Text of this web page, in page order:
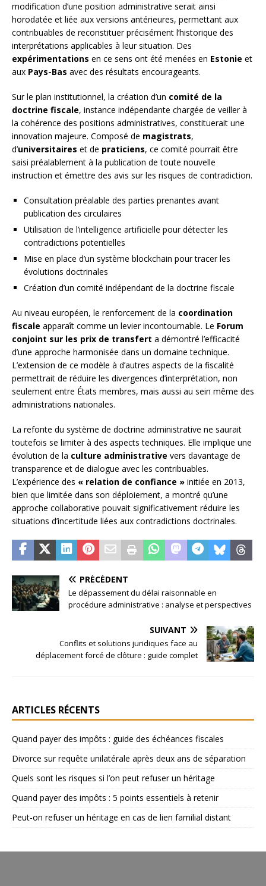
modification d’une position administrative serait ainsi
horodatée et liée aux versions antérieures, permettant aux
contribuables de reconstituer précisément l’historique des
interprétations applicables à leur situation. Des
expérimentations en ce sens ont été menées en Estonie et
aux Pays-Bas avec des résultats encourageants.
Sur le plan institutionnel, la création d’un comité de la
doctrine fiscale, instance indépendante chargée de veiller à
la cohérence des positions administratives, constituerait une
innovation majeure. Composé de magistrats,
d’universitaires et de praticiens, ce comité pourrait être
saisi préalablement à la publication de toute nouvelle
instruction et émettre des avis sur les risques de contradiction.
Consultation préalable des parties prenantes avant
publication des circulaires
Utilisation de l’intelligence artificielle pour détecter les
contradictions potentielles
Mise en place d’un système blockchain pour tracer les
évolutions doctrinales
Création d’un comité indépendant de la doctrine fiscale
Au niveau européen, le renforcement de la coordination
fiscale apparaît comme un levier incontournable. Le Forum
conjoint sur les prix de transfert a démontré l’efficacité
d’une approche harmonisée dans un domaine technique.
L’extension de ce modèle à d’autres aspects de la fiscalité
permettrait de réduire les divergences d’interprétation, non
seulement entre États membres, mais aussi au sein même des
administrations nationales.
La refonte du système de doctrine administrative ne saurait
toutefois se limiter à des aspects techniques. Elle implique une
évolution de la culture administrative vers davantage de
transparence et de dialogue avec les contribuables.
L’expérience des « relation de confiance » initiée en 2013,
bien que limitée dans son déploiement, a montré qu’une
approche collaborative pouvait significativement réduire les
situations d’incertitude liées aux contradictions doctrinales.
PRÉCÉDENT
Le dépassement du délai raisonnable en
procédure administrative : analyse et perspectives
SUIVANT
Conflits et solutions juridiques face au
déplacement forcé de clôture : guide complet
ARTICLES RÉCENTS
Quand payer des impôts : guide des échéances fiscales
Divorce sur requête unilatérale après deux ans de séparation
Quels sont les risques si l’on peut refuser un héritage
Quand payer des impôts : 5 points essentiels à retenir
Peut-on refuser un héritage en cas de lien familial distant